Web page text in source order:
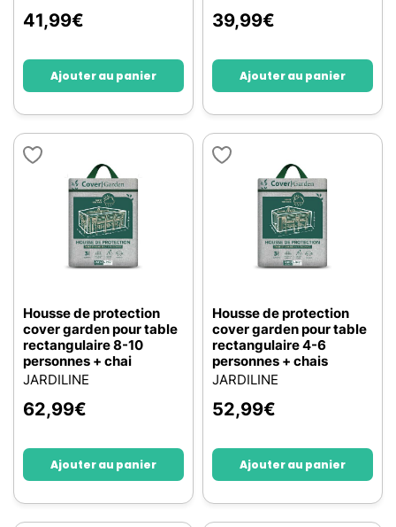
41,99€
Ajouter au panier
39,99€
Ajouter au panier
Housse de protection
cover garden pour table
rectangulaire 8-10
personnes + chai
JARDILINE
62,99€
Ajouter au panier
Housse de protection
cover garden pour table
rectangulaire 4-6
personnes + chais
JARDILINE
52,99€
Ajouter au panier